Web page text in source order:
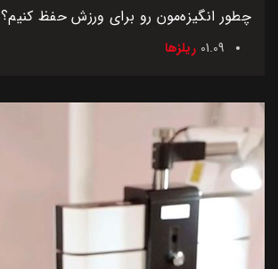
چطور انگیزه‌مون رو برای ورزش حفظ کنیم؟
01.09 ریلزها